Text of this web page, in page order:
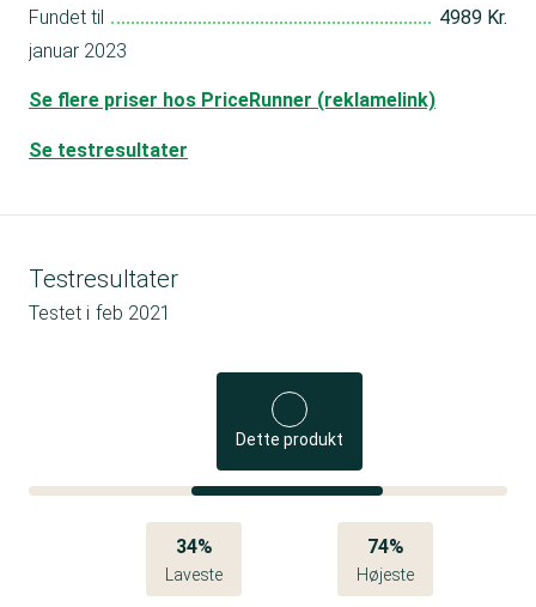
Fundet til
4989 Kr.
januar 2023
Se flere priser hos PriceRunner (reklamelink)
Se testresultater
Testresultater
Testet i feb 2021
Dette produkt
34%
Laveste
74%
Højeste